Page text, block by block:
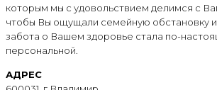
которым мы с удовольствием делимся с
чтобы Вы ощущали семейную обстановку
забота о Вашем здоровье стала по-
персональной.
АДРЕС